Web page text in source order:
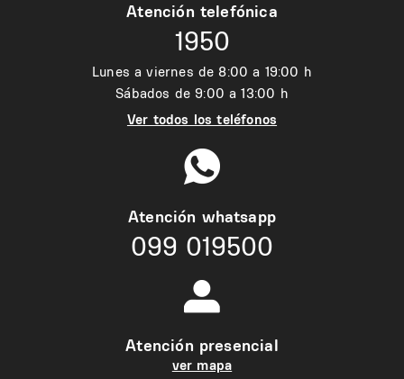
Atención telefónica
1950
Lunes a viernes de 8:00 a 19:00 h
Sábados de 9:00 a 13:00 h
Ver todos los teléfonos
Atención whatsapp
099 019500
Atención presencial
ver mapa